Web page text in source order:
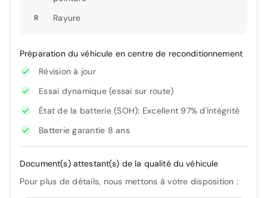
R Rayure
Préparation du véhicule en centre de reconditionnement
Révision à jour
Essai dynamique (essai sur route)
État de la batterie (SOH): Excellent 97% d'intégrité
Batterie garantie 8 ans
Document(s) attestant(s) de la qualité du véhicule
Pour plus de détails, nous mettons à votre disposition :